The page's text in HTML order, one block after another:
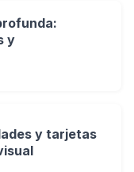
y
y tarjetas